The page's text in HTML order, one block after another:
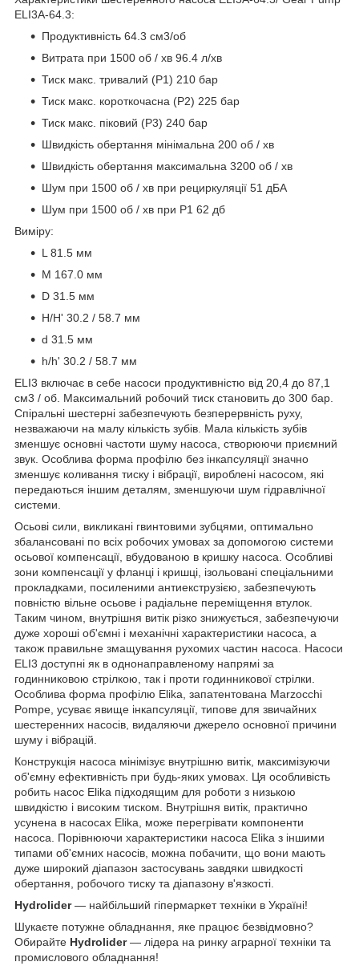
ELI3A-64.3:
Продуктивність 64.3 см3/об
Витрата при 1500 об / хв 96.4 л/хв
Тиск макс. тривалий (Р1) 210 бар
Тиск макс. короткочасна (Р2) 225 бар
Тиск макс. піковий (Р3) 240 бар
Швидкість обертання мінімальна 200 об / хв
Швидкість обертання максимальна 3200 об / хв
Шум при 1500 об / хв при рециркуляції 51 дБА
Шум при 1500 об / хв при P1 62 дб
Виміру:
L 81.5 мм
M 167.0 мм
D 31.5 мм
H/H' 30.2 / 58.7 мм
d 31.5 мм
h/h' 30.2 / 58.7 мм
ELI3 включає в себе насоси продуктивністю від 20,4 до 87,1
см3 / об. Максимальний робочий тиск становить до 300 бар.
Спіральні шестерні забезпечують безперервність руху,
незважаючи на малу кількість зубів. Мала кількість зубів
зменшує основні частоти шуму насоса, створюючи приємний
звук. Особлива форма профілю без інкапсуляції значно
зменшує коливання тиску і вібрації, вироблені насосом, які
передаються іншим деталям, зменшуючи шум гідравлічної
системи.
Осьові сили, викликані гвинтовими зубцями, оптимально
збалансовані по всіх робочих умовах за допомогою системи
осьової компенсації, вбудованою в кришку насоса. Особливі
зони компенсації у фланці і кришці, ізольовані спеціальними
прокладками, посиленими антиекструзією, забезпечують
повністю вільне осьове і радіальне переміщення втулок.
Таким чином, внутрішня витік різко знижується, забезпечуючи
дуже хороші об'ємні і механічні характеристики насоса, а
також правильне змащування рухомих частин насоса. Насоси
ELI3 доступні як в однонаправленому напрямі за
годинниковою стрілкою, так і проти годинникової стрілки.
Особлива форма профілю Elika, запатентована Marzocchi
Pompe, усуває явище інкапсуляції, типове для звичайних
шестеренних насосів, видаляючи джерело основної причини
шуму і вібрацій.
Конструкція насоса мінімізує внутрішню витік, максимізуючи
об'ємну ефективність при будь-яких умовах. Ця особливість
робить насос Elika підходящим для роботи з низькою
швидкістю і високим тиском. Внутрішня витік, практично
усунена в насосах Elika, може перегрівати компоненти
насоса. Порівнюючи характеристики насоса Elika з іншими
типами об'ємних насосів, можна побачити, що вони мають
дуже широкий діапазон застосувань завдяки швидкості
обертання, робочого тиску та діапазону в'язкості.
Hydrolider— найбільший гіпермаркет техніки в Україні!
Шукаєте потужне обладнання, яке працює безвідмовно?
Обирайте Hydrolider— лідера на ринку аграрної техніки та
промислового обладнання!